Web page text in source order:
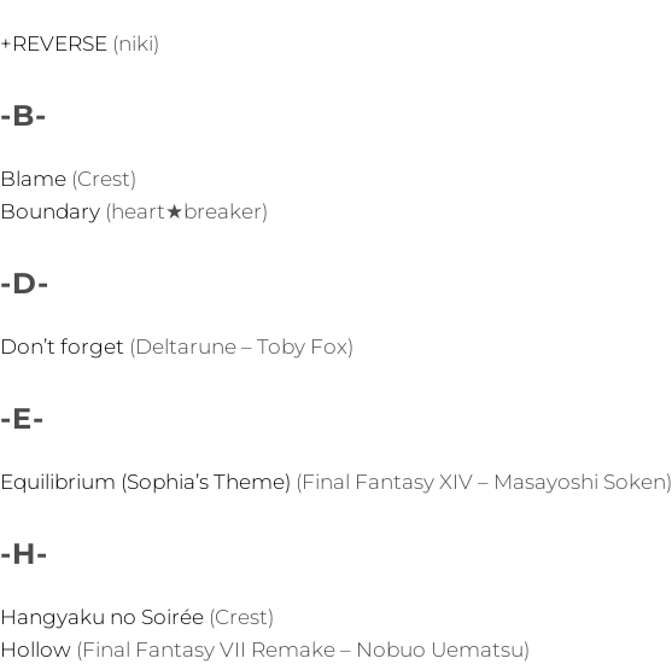
+REVERSE (niki)
-B-
Blame (Crest)
Boundary (heart★breaker)
-D-
Don’t forget (Deltarune – Toby Fox)
-E-
Equilibrium (Sophia’s Theme) (Final Fantasy XIV – Masayoshi Soken)
-H-
Hangyaku no Soirée (Crest)
Hollow (Final Fantasy VII Remake – Nobuo Uematsu)